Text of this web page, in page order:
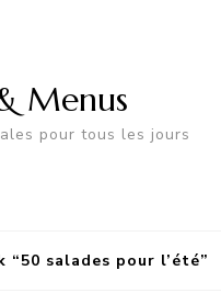
Menus
pour tous les jours
“50 salades pour l’été”